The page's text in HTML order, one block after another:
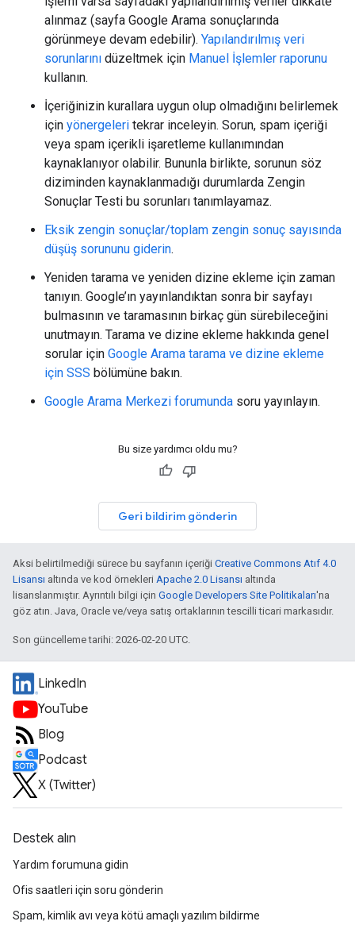
alınmaz (sayfa Google Arama sonuçlarında
görünmeye devam edebilir). Yapılandırılmış veri
sorunlarını düzeltmek için Manuel İşlemler raporunu
kullanın.
İçeriğinizin kurallara uygun olup olmadığını belirlemek
için yönergeleri tekrar inceleyin. Sorun, spam içeriği
veya spam içerikli işaretleme kullanımından
kaynaklanıyor olabilir. Bununla birlikte, sorunun söz
diziminden kaynaklanmadığı durumlarda Zengin
Sonuçlar Testi bu sorunları tanımlayamaz.
Eksik zengin sonuçlar/toplam zengin sonuç sayısında
düşüş sorununu giderin.
Yeniden tarama ve yeniden dizine ekleme için zaman
tanıyın. Google’ın yayınlandıktan sonra bir sayfayı
bulmasının ve taramasının birkaç gün sürebileceğini
unutmayın. Tarama ve dizine ekleme hakkında genel
sorular için Google Arama tarama ve dizine ekleme
için SSS bölümüne bakın.
Google Arama Merkezi forumunda soru yayınlayın.
Bu size yardımcı oldu mu?
Geri bildirim gönderin
Aksi belirtilmediği sürece bu sayfanın içeriği Creative Commons Atıf 4.0
Lisansı altında ve kod örnekleri Apache 2.0 Lisansı altında
lisanslanmıştır. Ayrıntılı bilgi için Google Developers Site Politikaları'na
göz atın. Java, Oracle ve/veya satış ortaklarının tescilli ticari markasıdır.
Son güncelleme tarihi: 2026-02-20 UTC.
LinkedIn
YouTube
Blog
Podcast
X (Twitter)
Destek alın
Yardım forumuna gidin
Ofis saatleri için soru gönderin
Spam, kimlik avı veya kötü amaçlı yazılım bildirme